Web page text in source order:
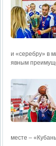
и «серебру» в
явным
месте –